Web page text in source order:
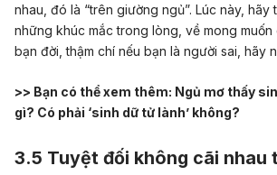
nhau, đó là “trên giường ngủ”. Lúc này, hãy
những khúc mắc trong lòng, về mong
bạn đời, thậm chí nếu bạn là người sai, hãy
>> Bạn có thể xem thêm: Ngủ mơ thấy
gì? Có phải ‘sinh dữ tử lành’ không?
3.5 Tuyệt đối không cãi nhau